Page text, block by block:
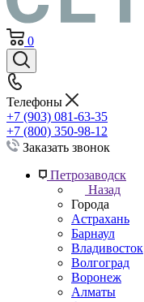
0
Телефоны
+7 (903) 081-63-35
+7 (800) 350-98-12
Заказать звонок
Петрозаводск
Назад
Города
Астрахань
Барнаул
Владивосток
Волгоград
Воронеж
Алматы